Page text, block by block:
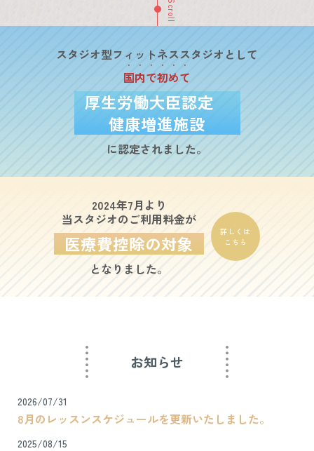
Scroll
スタジオ型フィットネススタジオとして
国内で初めて
厚生労働大臣認定
健康増進施設
に認定されました。
2024年7月より
当スタジオのご利用料金が
医療費控除の対象
となりました。
詳しくは
こちら
お知らせ
2026/07/31
8月のレッスンスケジュールを更新いたしました。
2025/08/15